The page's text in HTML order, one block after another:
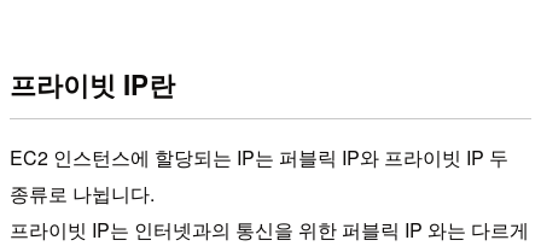
프라이빗 IP란
EC2 인스턴스에 할당되는 IP는 퍼블릭 IP와 프라이빗 IP 두
종류로 나뉩니다.
프라이빗 IP는 인터넷과의 통신을 위한 퍼블릭 IP 와는 다르게